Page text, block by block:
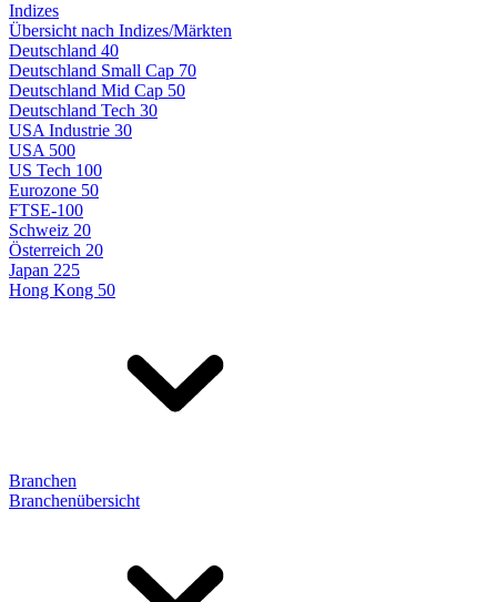
Indizes
Übersicht nach Indizes/Märkten
Deutschland 40
Deutschland Small Cap 70
Deutschland Mid Cap 50
Deutschland Tech 30
USA Industrie 30
USA 500
US Tech 100
Eurozone 50
FTSE-100
Schweiz 20
Österreich 20
Japan 225
Hong Kong 50
Branchen
Branchenübersicht